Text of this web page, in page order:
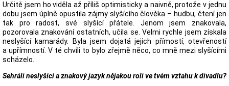
Určitě jsem ho viděla až příliš optimisticky a naivně, protože v jednu
dobu jsem úplně opustila zájmy slyšícího člověka – hudbu, čtení jen
tak pro radost, své slyšící přátele. Jenom jsem znakovala,
pozorovala znakování ostatních, učila se. Velmi rychle jsem získala
neslyšící kamarády. Byla jsem dojatá jejich přímostí, otevřeností
a upřímností. V té chvíli to bylo zřejmě něco, co mně mezi slyšícími
scházelo.
Sehráli neslyšící a znakový jazyk nějakou roli ve tvém vztahu k divadlu?